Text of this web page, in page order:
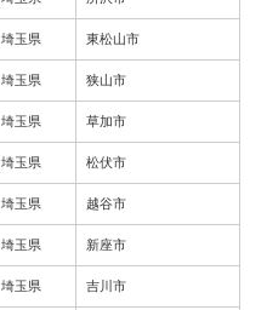
埼玉県 東松山市
埼玉県 狭山市
埼玉県 草加市
埼玉県 松伏市
埼玉県 越谷市
埼玉県 新座市
埼玉県 吉川市